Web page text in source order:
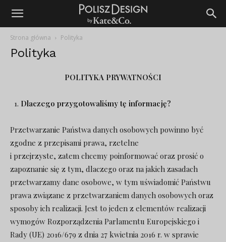
Strona główna Polityka
Polityka
POLITYKA PRYWATNOŚCI
Dlaczego przygotowaliśmy tę informację?
Przetwarzanie Państwa danych osobowych powinno być
zgodne z przepisami prawa, rzetelne
i przejrzyste, zatem chcemy poinformować oraz prosić o
zapoznanie się z tym, dlaczego oraz na jakich zasadach
przetwarzamy dane osobowe, w tym uświadomić Państwu
prawa związane z przetwarzaniem danych osobowych oraz
sposoby ich realizacji. Jest to jeden z elementów realizacji
wymogów Rozporządzenia Parlamentu Europejskiego i
Rady (UE) 2016/679 z dnia 27 kwietnia 2016 r. w sprawie